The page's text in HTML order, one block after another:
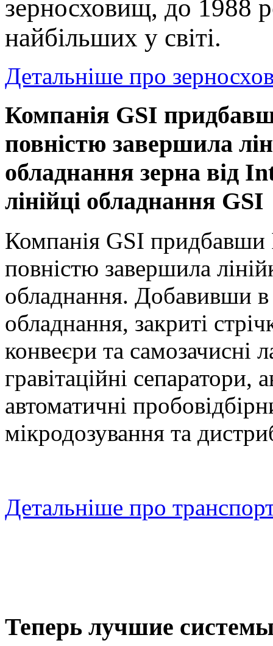
зерносховищ, до 1988
найбільших у світі.
Детальніше про
Компанія GSI
повністю завершила
обладнання зерна від
лінійці обладнання GSI
Компанія GSI придбавши
повністю завершила
обладнання. Добавивши в
обладнання, закриті
конвеєри та самозачисні
гравітаційні
автоматичні
мікродозування та
Детальніше про
Теперь лучшие